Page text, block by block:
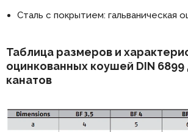
Сталь с покрытием: гальваническая
Таблица размеров и
оцинкованных коушей DIN 6899
канатов